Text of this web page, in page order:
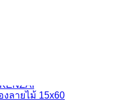
งลายไม้ 15x60